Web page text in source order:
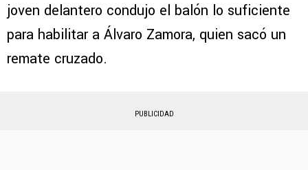
joven delantero condujo el balón lo suficiente
para habilitar a Álvaro Zamora, quien sacó un
remate cruzado.
PUBLICIDAD